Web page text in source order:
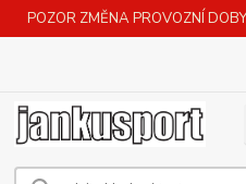
POZOR ZMĚNA PROVOZNÍ